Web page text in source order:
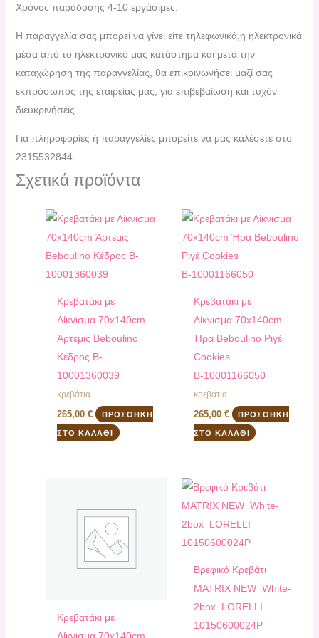
Χρόνος παράδοσης 4-10 εργάσιμες.
H παραγγελία σας μπορεί να γίνει είτε τηλεφωνικά,η ηλεκτρονικά
μέσα από το ηλεκτρονικό μας κατάστημα και μετά την
καταχώρηση της παραγγελίας, θα επικοινωνήσει μαζί σας
εκπρόσωπος της εταιρείας μας, για επιβεβαίωση και τυχόν
διευκρινήσεις.
Για πληροφορίες ή παραγγελίες μπορείτε να μας καλέσετε στο
2315532844.
Σχετικά προϊόντα
Κρεβατάκι με
Λίκνισμα 70x140cm
Άρτεμις Beboulino
Κέδρος B-
10001360039
κρεβάτια
265,00€ ΠΡΟΣΘΉΚΗ
ΣΤΟ ΚΑΛΆΘΙ
Κρεβατάκι με
Λίκνισμα 70x140cm
Ήρα Beboulino Ριγέ
Cookies
Β-10001166050
κρεβάτια
265,00 € ΠΡΟΣΘΉΚΗ
ΣΤΟ ΚΑΛΆΘΙ
Κρεβατάκι με
Bρεφικό Κρεβάτι
ΜATRIX NEW White-
2box LORELLI
10150600024P